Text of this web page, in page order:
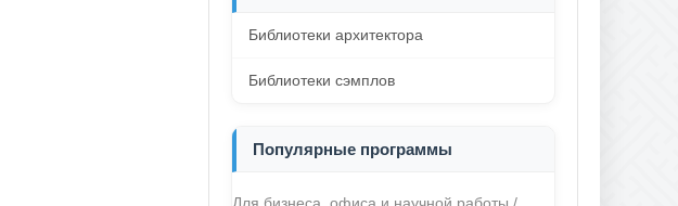
Библиотеки архитектора
Библиотеки сэмплов
Популярные программы